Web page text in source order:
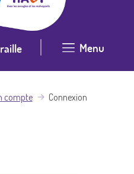
Menu
compte Connexion